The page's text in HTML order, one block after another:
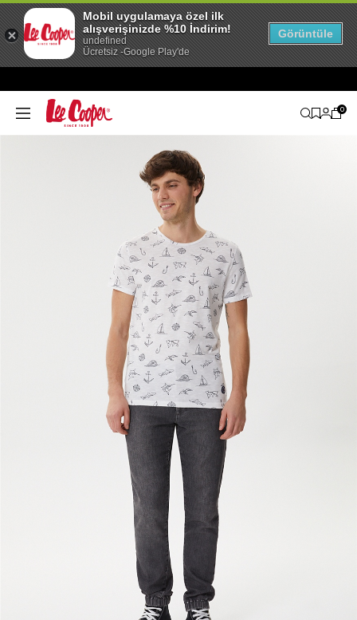
0
Mobil uygulamaya özel ilk
alışverişinizde %10 İndirim!
undefined
Ücretsiz -Google Play'de
Görüntüle